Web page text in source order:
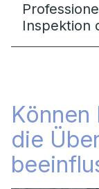
Inspektion
Können
die